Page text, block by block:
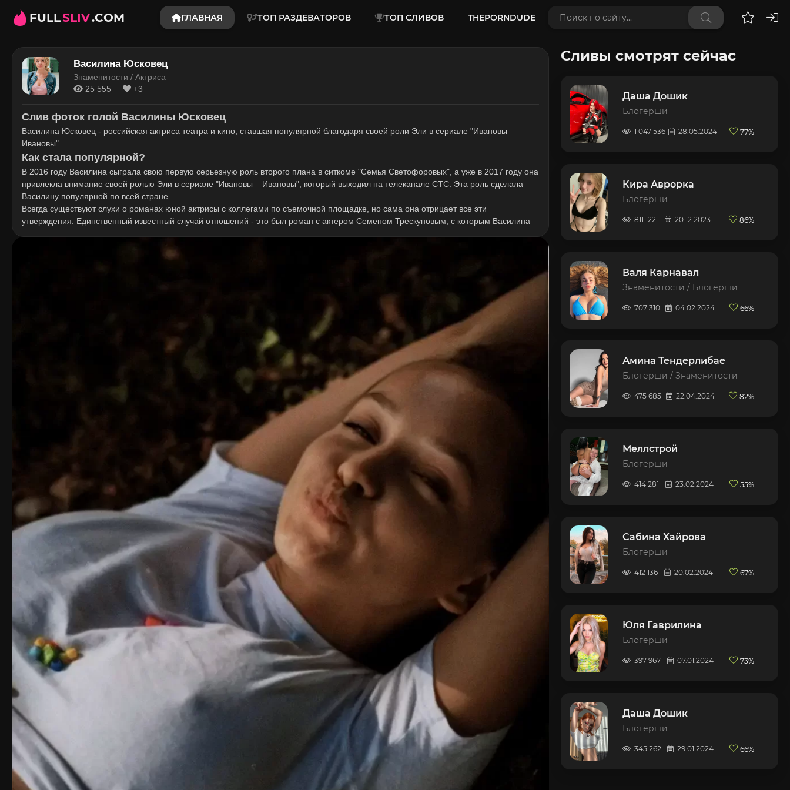
FULLSLIV.COM ГЛАВНАЯ ТОП РАЗДЕВАТОРОВ ТОП СЛИВОВ THEPORNDUDE
Василина Юсковец
Знаменитости / Актриса
25 555
+3
Слив фоток голой Василины Юсковец
Василина Юсковец - российская актриса театра и кино, ставшая популярной благодаря своей роли Эли в сериале "Ивановы –
Ивановы".
Как стала популярной?
В 2016 году Василина сыграла свою первую серьезную роль второго плана в ситкоме "Семья Светофоровых", а уже в 2017 году она
привлекла внимание своей ролью Эли в сериале "Ивановы – Ивановы", который выходил на телеканале СТС. Эта роль сделала
Василину популярной по всей стране.
Всегда существуют слухи о романах юной актрисы с коллегами по съемочной площадке, но сама она отрицает все эти
утверждения. Единственный известный случай отношений - это был роман с актером Семеном Трескуновым, с которым Василина
На этой странице сайта вы найдете материалы, которые не соответствуют общепринятым нормам конфиденциальности и
Сливы смотрят сейчас
Даша Дошик
Блогерши
1 047 536 28.05.2024 77%
Кира Аврорка
Блогерши
811 122 20.12.2023 86%
Валя Карнавал
Знаменитости / Блогерши
707 310 04.02.2024 66%
Амина Тендерлибае
Блогерши / Знаменитости
475 685 22.04.2024 82%
Меллстрой
Блогерши
414 281 23.02.2024 55%
Сабина Хайрова
Блогерши
412 136 20.02.2024 67%
Юля Гаврилина
Блогерши
397 967 07.01.2024 73%
Даша Дошик
Блогерши
345 262 29.01.2024 66%